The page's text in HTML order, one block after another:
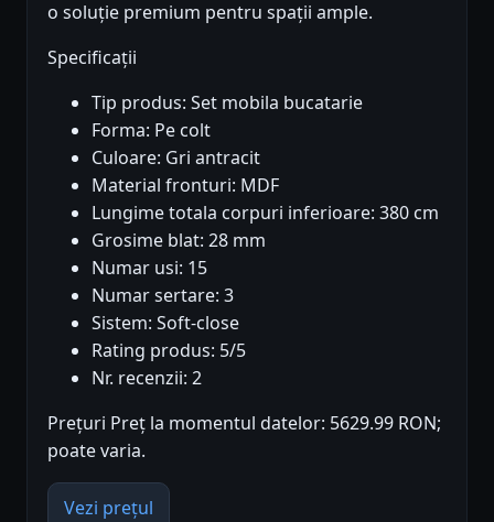
o soluție premium pentru spații ample.
Specificații
Tip produs: Set mobila bucatarie
Forma: Pe colt
Culoare: Gri antracit
Material fronturi: MDF
Lungime totala corpuri inferioare: 380 cm
Grosime blat: 28 mm
Numar usi: 15
Numar sertare: 3
Sistem: Soft-close
Rating produs: 5/5
Nr. recenzii: 2
Prețuri Preț la momentul datelor: 5629.99 RON;
poate varia.
Vezi prețul